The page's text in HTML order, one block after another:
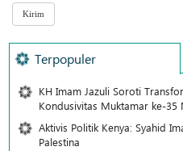
Terpopuler
KH Imam Jazuli Soroti
Kondusivitas Muktamar ke-35
Aktivis Politik Kenya: Syahid
Palestina